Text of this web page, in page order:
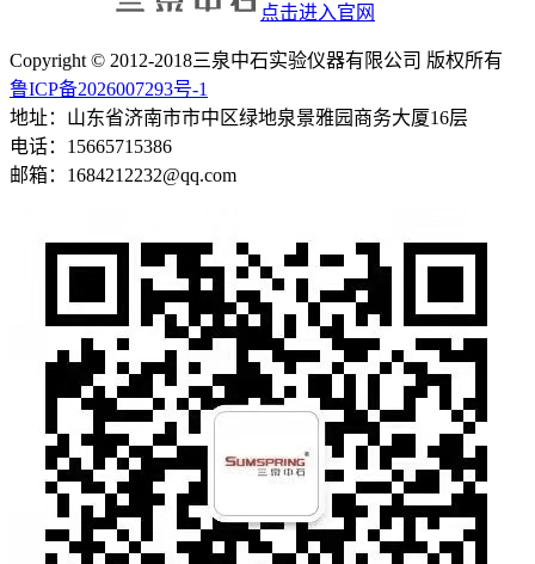
点击进入官网
Copyright © 2012-2018三泉中石实验仪器有限公司 版权所有
鲁ICP备2026007293号-1
地址：山东省济南市市中区绿地泉景雅园商务大厦16层
电话：15665715386
邮箱：1684212232@qq.com